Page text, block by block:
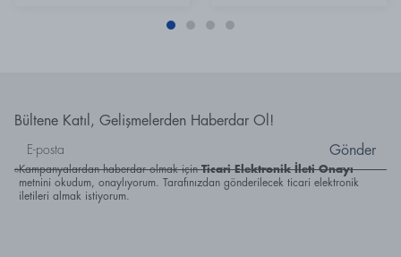
Bültene Katıl, Gelişmelerden Haberdar Ol!
Gönder
Kampanyalardan haberdar olmak için Ticari Elektronik İleti Onayı
metnini okudum, onaylıyorum. Tarafınızdan gönderilecek ticari elektronik
iletileri almak istiyorum.